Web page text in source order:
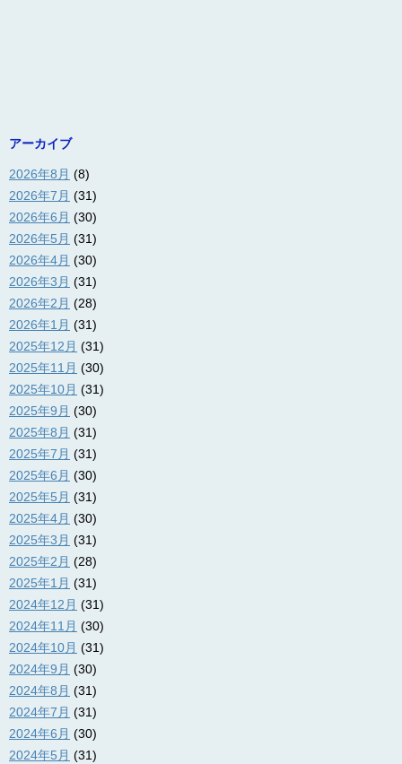
アーカイブ
2026年8月 (8)
2026年7月 (31)
2026年6月 (30)
2026年5月 (31)
2026年4月 (30)
2026年3月 (31)
2026年2月 (28)
2026年1月 (31)
2025年12月 (31)
2025年11月 (30)
2025年10月 (31)
2025年9月 (30)
2025年8月 (31)
2025年7月 (31)
2025年6月 (30)
2025年5月 (31)
2025年4月 (30)
2025年3月 (31)
2025年2月 (28)
2025年1月 (31)
2024年12月 (31)
2024年11月 (30)
2024年10月 (31)
2024年9月 (30)
2024年8月 (31)
2024年7月 (31)
2024年6月 (30)
2024年5月 (31)